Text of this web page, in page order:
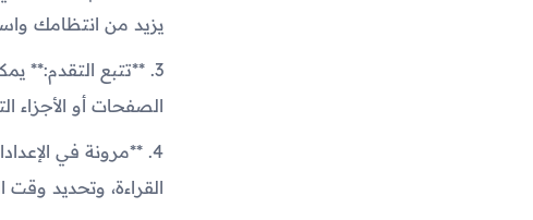
يزيد من انتظامك
3. **تتبع التقدم:**
الصفحات أو الأجزاء
4. **مرونة في
القراءة، وتحديد وقت